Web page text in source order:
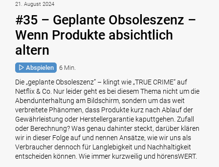
21. August 2024
#35 – Geplante Obsoleszenz –
Wenn Produkte absichtlich
altern
Abspielen 6 Min.
Die „geplante Obsoleszenz” – klingt wie „TRUE CRIME“ auf
Netflix & Co. Nur leider geht es bei diesem Thema nicht um die
Abendunterhaltung am Bildschirm, sondern um das weit
verbreitete Phänomen, dass Produkte kurz nach Ablauf der
Gewährleistung oder Herstellergarantie kaputtgehen. Zufall
oder Berechnung? Was genau dahinter steckt, darüber klären
wir in dieser Folge auf und nennen Ansätze, wie wir uns als
Verbraucher dennoch für Langlebigkeit und Nachhaltigkeit
entscheiden können. Wie immer kurzweilig und hörensWERT.